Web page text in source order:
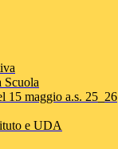
Scuola
15 maggio a.s. 25_26
e UDA